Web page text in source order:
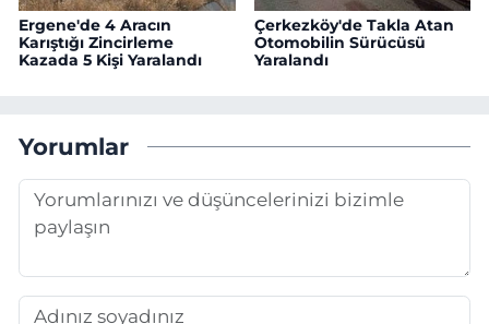
Ergene'de 4 Aracın
Karıştığı Zincirleme
Kazada 5 Kişi Yaralandı
Çerkezköy'de Takla Atan
Otomobilin Sürücüsü
Yaralandı
Yorumlar